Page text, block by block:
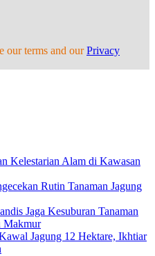
our terms and ourPrivacy
Kelestarian Alam di Kawasan
Rutin Tanaman Jagung
Jaga Kesuburan Tanaman
Makmur
Jagung 12 Hektare, Ikhtiar